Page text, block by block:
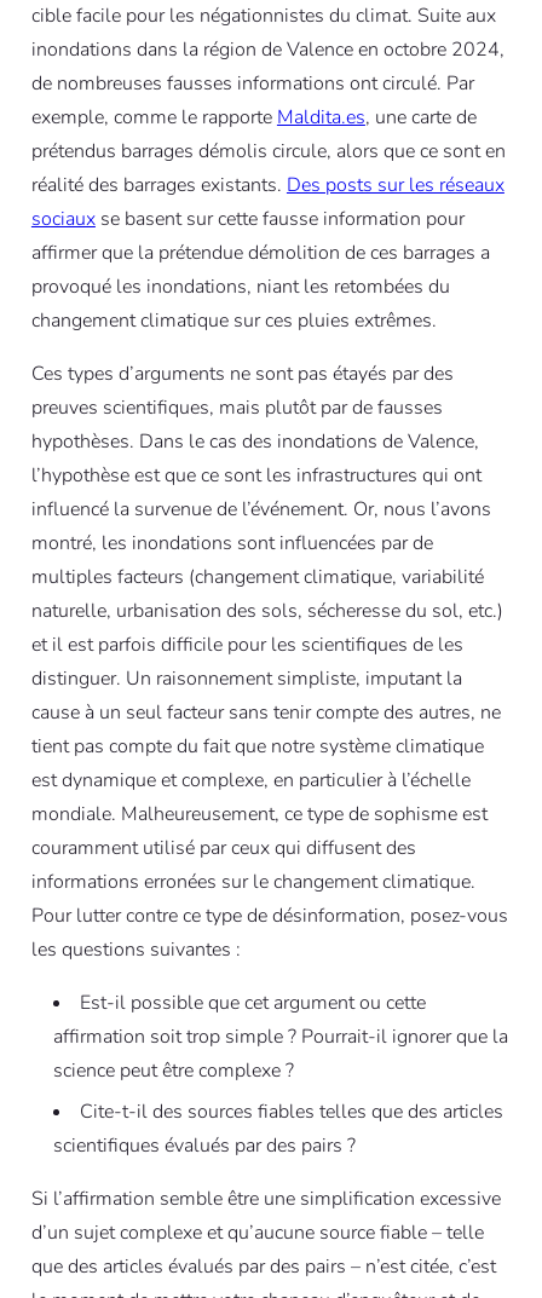
cible facile pour les négationnistes du climat. Suite aux
inondations dans la région de Valence en octobre 2024,
de nombreuses fausses informations ont circulé. Par
exemple, comme le rapporte Maldita.es, une carte de
prétendus barrages démolis circule, alors que ce sont en
réalité des barrages existants. Des posts sur les réseaux
sociauxse basent sur cette fausse information pour
affirmer que la prétendue démolition de ces barrages a
provoqué les inondations, niant les retombées du
changement climatique sur ces pluies extrêmes.
Ces types d’arguments ne sont pas étayés par des
preuves scientifiques, mais plutôt par de fausses
hypothèses. Dans le cas des inondations de Valence,
l’hypothèse est que ce sont les infrastructures qui ont
influencé la survenue de l’événement. Or, nous l’avons
montré, les inondations sont influencées par de
multiples facteurs (changement climatique, variabilité
naturelle, urbanisation des sols, sécheresse du sol, etc.)
et il est parfois difficile pour les scientifiques de les
distinguer. Un raisonnement simpliste, imputant la
cause à un seul facteur sans tenir compte des autres, ne
tient pas compte du fait que notre système climatique
est dynamique et complexe, en particulier à l’échelle
mondiale. Malheureusement, ce type de sophisme est
couramment utilisé par ceux qui diffusent des
informations erronées sur le changement climatique.
Pour lutter contre ce type de désinformation, posez-vous
les questions suivantes :
Est-il possible que cet argument ou cette
affirmation soit trop simple ? Pourrait-il ignorer que la
science peut être complexe ?
Cite-t-il des sources fiables telles que des articles
scientifiques évalués par des pairs ?
Si l’affirmation semble être une simplification excessive
d’un sujet complexe et qu’aucune source fiable – telle
que des articles évalués par des pairs – n’est citée, c’est